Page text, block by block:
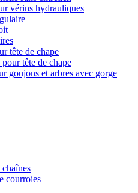
vérins hydrauliques
tête de chape
tête de chape
goujons et arbres avec gorge
courroies